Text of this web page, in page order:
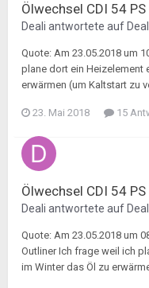
Ölwechsel CDI 54 PS
Deali antwortete auf
Quote: Am 23.05.2018 um
plane dort ein Heizelement
erwärmen (um Kaltstart zu
23. Mai 2018 15
Ölwechsel CDI 54 PS
Deali antwortete auf
Quote: Am 23.05.2018 um
Outliner Ich frage weil ich
im Winter das Öl zu